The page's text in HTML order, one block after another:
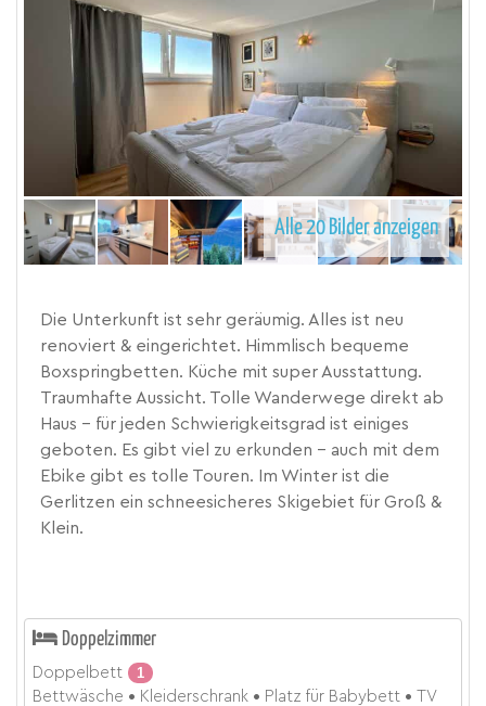
Alle 20 Bilder anzeigen
Die Unterkunft ist sehr geräumig. Alles ist neu
renoviert & eingerichtet. Himmlisch bequeme
Boxspringbetten. Küche mit super Ausstattung.
Traumhafte Aussicht. Tolle Wanderwege direkt ab
Haus - für jeden Schwierigkeitsgrad ist einiges
geboten. Es gibt viel zu erkunden - auch mit dem
Ebike gibt es tolle Touren. Im Winter ist die
Gerlitzen ein schneesicheres Skigebiet für Groß &
Klein.
Doppelzimmer
Doppelbett
1
Bettwäsche
Kleiderschrank Platz für Babybett TV